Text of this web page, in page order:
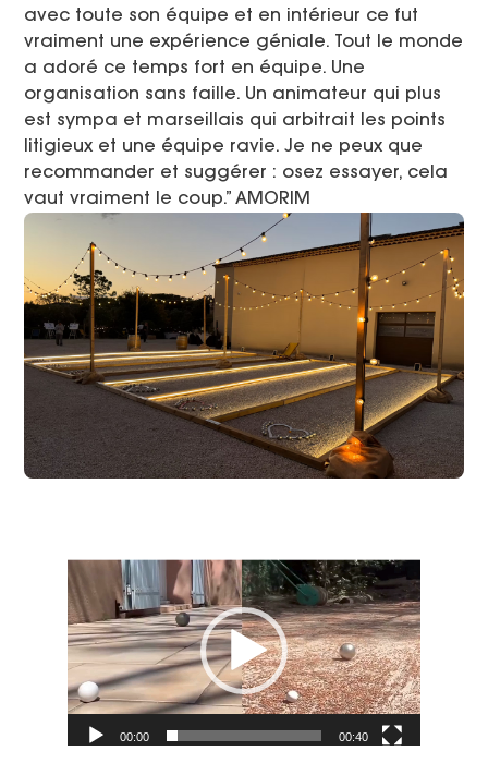
avec toute son équipe et en intérieur ce fut
vraiment une expérience géniale. Tout le monde
a adoré ce temps fort en équipe. Une
organisation sans faille. Un animateur qui plus
est sympa et marseillais qui arbitrait les points
litigieux et une équipe ravie. Je ne peux que
recommander et suggérer : osez essayer, cela
vaut vraiment le coup.” AMORIM
Lecteur
vidéo
00:00 00:40